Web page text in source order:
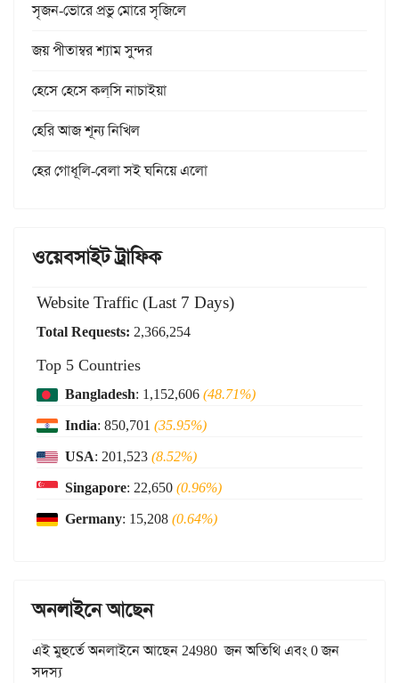
সৃজন-ভোরে প্রভু মোরে সৃজিলে
জয় পীতাম্বর শ্যাম সুন্দর
হেসে হেসে কল্‌সি নাচাইয়া
হেরি আজ শূন্য নিখিল
হের গোধূলি-বেলা সই ঘনিয়ে এলো
ওয়েবসাইট ট্রাফিক
Website Traffic (Last 7 Days)
Total Requests: 2,366,254
Top 5 Countries
Bangladesh: 1,152,606(48.71%)
India: 850,701 (35.95%)
USA: 201,523(8.52%)
Singapore: 22,650(0.96%)
Germany: 15,208(0.64%)
অনলাইনে আছেন
এই মুহুর্তে অনলাইনে আছেন 24980 জন অতিথি এবং 0 জন
সদস্য